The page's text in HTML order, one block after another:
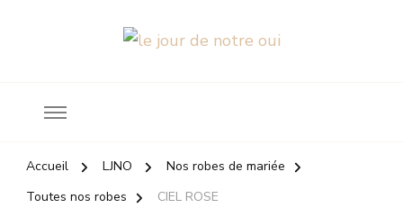
Accueil LJNO
Nos robes de mariée
Toutes nos robes
CIEL ROSE